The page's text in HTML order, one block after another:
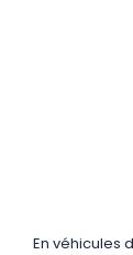
En véhicules